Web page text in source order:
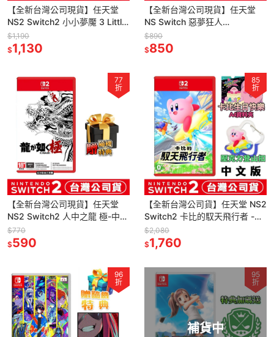
【全新台灣公司現貨】任天堂
NS2 Switch2 小小夢魘 3 Little
Nightmare 3 -中文版 鑰匙卡
$1,190
$1,130
【全新台灣公司現貨】任天堂
NS Switch 惡夢狂人
Nightmare: The Lunatic-中文
版●贈鑰匙圈
$890
$850
77
折
【全新台灣公司現貨】任天堂
NS2 Switch2 人中之龍 極-中文
版 (鑰匙卡)●加碼贈隨機遊戲特
典
$770
$590
85
折
【全新台灣公司貨】任天堂 NS2
Switch2 卡比的馭天飛行者 -中
文版 (星之卡比)●贈登山扣+生
日快樂資料夾
$2,080
$1,760
96
折
補貨中
95
折